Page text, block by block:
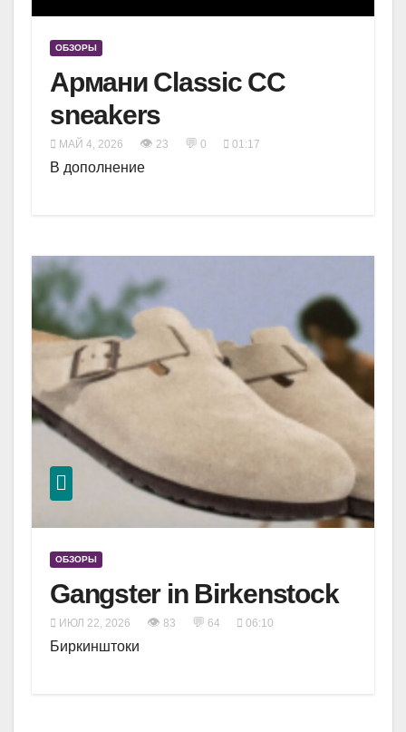
ОБЗОРЫ
Армани Classic CC
sneakers
МАЙ 4, 2026 👁 23 💬 0 01:17
В дополнение
ОБЗОРЫ
Gangster in Birkenstock
ИЮЛ 22, 2026 👁 83 💬 64 06:10
Биркинштоки